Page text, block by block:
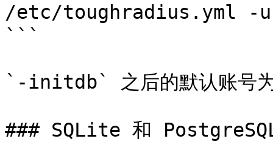
/etc/toughradius.yml -u
```
`-initdb` 之后的默认账
### SQLite 和